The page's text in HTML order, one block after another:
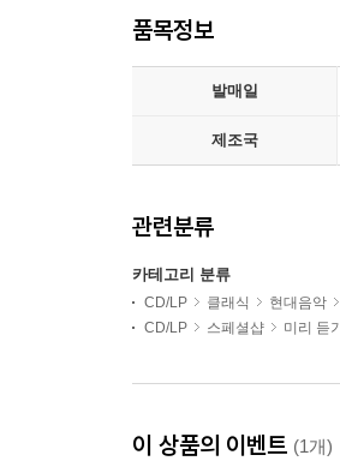
품목정보
발매일
제조국
관련분류
카테고리 분류
CD/LP 클래식 현대음악
CD/LP
스페셜샵 미리 듣기
이 상품의 이벤트 (1개)